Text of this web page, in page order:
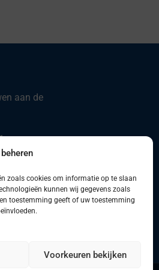
zoals cookies om informatie op te slaan
kunnen wij gegevens zoals
toestemming geeft of uw toestemming
Voorkeuren bekijken
aan de